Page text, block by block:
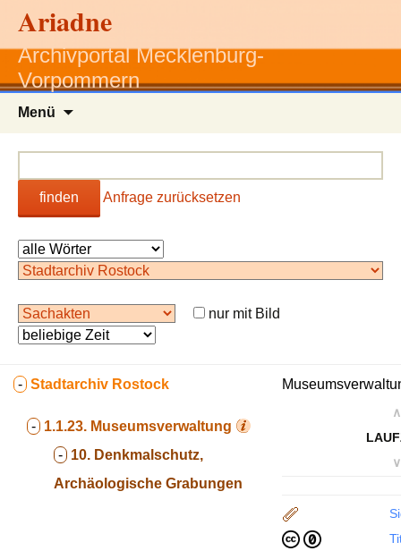
Ariadne
Archivportal Mecklenburg-
Vorpommern
Menü
finden Anfrage zurücksetzen
nur mit Bild
- Stadtarchiv Rostock
- 1.1.23. Museumsverwaltung
- 10. Denkmalschutz,
Archäologische Grabungen
∧
∨